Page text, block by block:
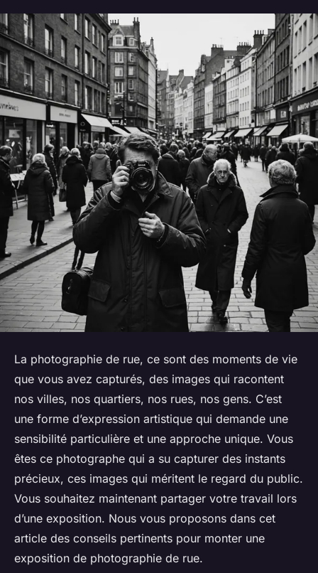
La photographie de rue, ce sont des moments de vie
que vous avez capturés, des images qui racontent
nos villes, nos quartiers, nos rues, nos gens. C’est
une forme d’expression artistique qui demande une
sensibilité particulière et une approche unique. Vous
êtes ce photographe qui a su capturer des instants
précieux, ces images qui méritent le regard du public.
Vous souhaitez maintenant partager votre travail lors
d’une exposition. Nous vous proposons dans cet
article des conseils pertinents pour monter une
exposition de photographie de rue.